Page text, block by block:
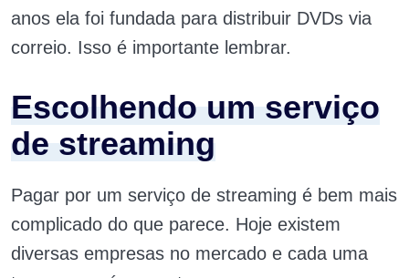
anos ela foi fundada para distribuir DVDs via
correio. Isso é importante lembrar.
Escolhendo um serviço
de streaming
Pagar por um serviço de streaming é bem mais
complicado do que parece. Hoje existem
diversas empresas no mercado e cada uma